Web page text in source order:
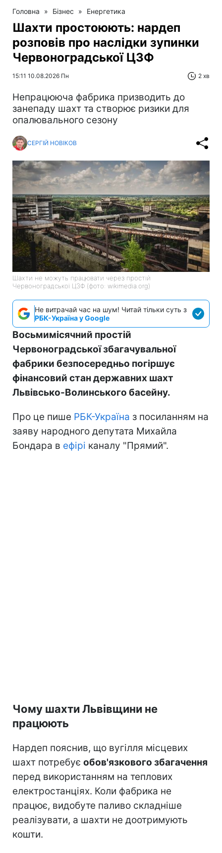
Головна » Бізнес » Енергетика
Шахти простоюють: нардеп
розповів про наслідки зупинки
Червоноградської ЦЗФ
15:11 10.08.2026 Пн 2 хв
Непрацююча фабрика призводить до
занепаду шахт та створює ризики для
опалювального сезону
СЕРГІЙ НОВІКОВ
Шахти не можуть працювати через простій
Червоноградської ЦЗФ (фото: wikimedia.org)
Не витрачай час на шум! Читай тільки суть з
РБК-Україна у Google
Восьмимісячний простій
Червоноградської збагачувальної
фабрики безпосередньо погіршує
фінансовий стан державних шахт
Львівсько-Волинського басейну.
Про це пише РБК-Україна з посиланням на
заяву народного депутата Михайла
Бондара в ефірі каналу "Прямий".
Чому шахти Львівщини не
працюють
Нардеп пояснив, що вугілля місцевих
шахт потребує обов'язкового збагачення
перед використанням на теплових
електростанціях. Коли фабрика не
працює, видобуте паливо складніше
реалізувати, а шахти не доотримують
кошти.